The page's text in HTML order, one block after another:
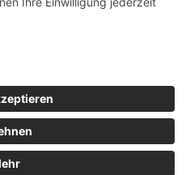
31, 77654 Offenburg – Alle Rechte
gesetzl. MwSt. und zzgl.